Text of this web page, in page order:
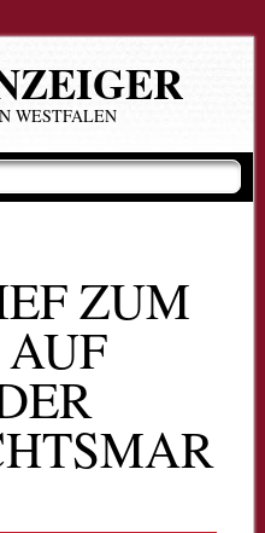
WESTFALEN
ZUM